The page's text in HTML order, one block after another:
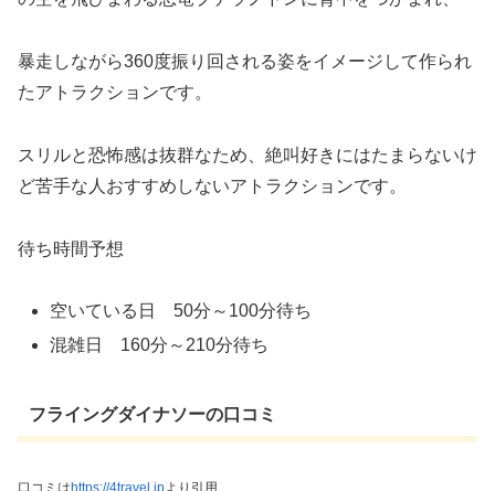
暴走しながら360度振り回される姿をイメージして作られ
たアトラクションです。
スリルと恐怖感は抜群なため、絶叫好きにはたまらないけ
ど苦手な人おすすめしないアトラクションです。
待ち時間予想
空いている日 50分～100分待ち
混雑日 160分～210分待ち
フライングダイナソーの口コミ